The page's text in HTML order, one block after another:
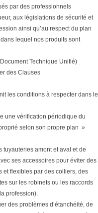
par des professionnels
aux législations de sécurité et
ainsi qu’au respect du plan
lequel nos produits sont
Technique Unifié)
des Clauses
les conditions à respecter dans le
une vérification périodique du
selon son propre plan »
tuyauteries amont et aval et de
ses accessoires pour éviter des
et flexibles par des colliers, des
sur les robinets ou les raccords
profession).
des problèmes d’étanchéité, de